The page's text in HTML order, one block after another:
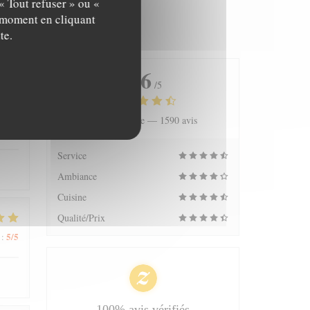
en cliquant
: 5/5
4.6 /5
Note moyenne — 1590 avis
Service
Ambiance
Cuisine
Qualité/Prix